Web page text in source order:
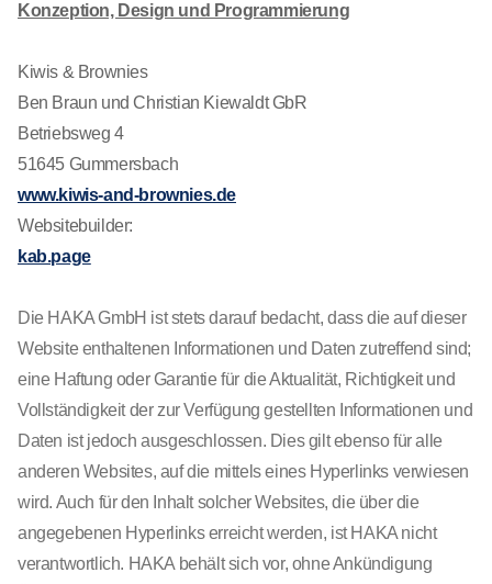
Konzeption, Design und Programmierung
Kiwis & Brownies
Ben Braun und Christian Kiewaldt GbR
Betriebsweg 4
51645 Gummersbach
www.kiwis-and-brownies.de
Websitebuilder:
kab.page
Die HAKA GmbH ist stets darauf bedacht, dass die auf dieser
Website enthaltenen Informationen und Daten zutreffend sind;
eine Haftung oder Garantie für die Aktualität, Richtigkeit und
Vollständigkeit der zur Verfügung gestellten Informationen und
Daten ist jedoch ausgeschlossen. Dies gilt ebenso für alle
anderen Websites, auf die mittels eines Hyperlinks verwiesen
wird. Auch für den Inhalt solcher Websites, die über die
angegebenen Hyperlinks erreicht werden, ist HAKA nicht
verantwortlich. HAKA behält sich vor, ohne Ankündigung